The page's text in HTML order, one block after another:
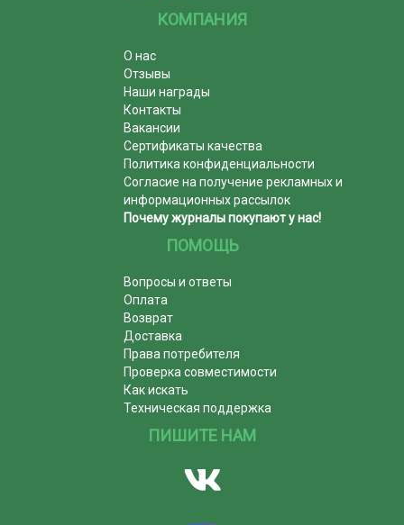
КОМПАНИЯ
О нас
Отзывы
Наши награды
Контакты
Вакансии
Сертификаты качества
Политика конфиденциальности
Согласие на получение рекламных и
информационных рассылок
Почему журналы покупают у нас!
ПОМОЩЬ
Вопросы и ответы
Оплата
Возврат
Доставка
Права потребителя
Проверка совместимости
Как искать
Техническая поддержка
ПИШИТЕ НАМ